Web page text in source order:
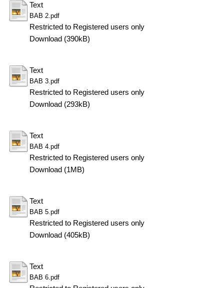
Text
BAB 2.pdf
Restricted to Registered users only
Download (390kB)
Text
BAB 3.pdf
Restricted to Registered users only
Download (293kB)
Text
BAB 4.pdf
Restricted to Registered users only
Download (1MB)
Text
BAB 5.pdf
Restricted to Registered users only
Download (405kB)
Text
BAB 6.pdf